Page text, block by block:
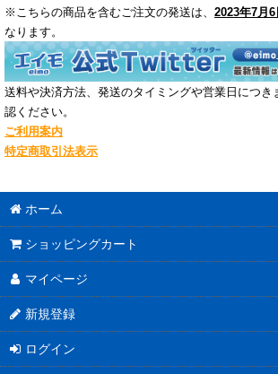
※こちらの商品を含むご注文の発送は、 2023年7月6
なります。
送料や決済方法、発送のタイミングや営業日につき
認ください。
ご利用案内
特定商取引法表示
ホーム
ショッピングカート
マイページ
新規登録
ログイン